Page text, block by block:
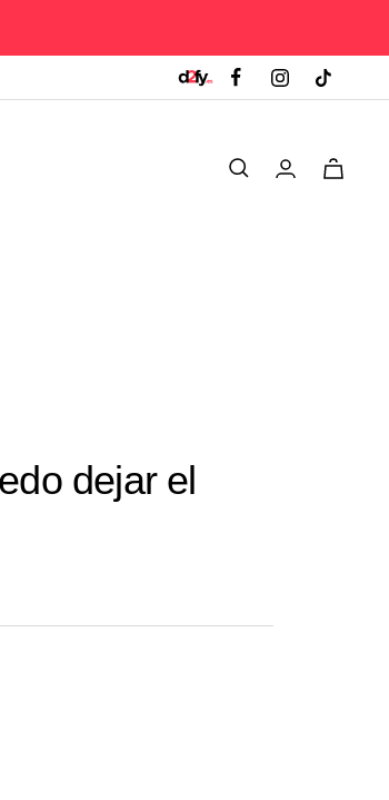
dejar el